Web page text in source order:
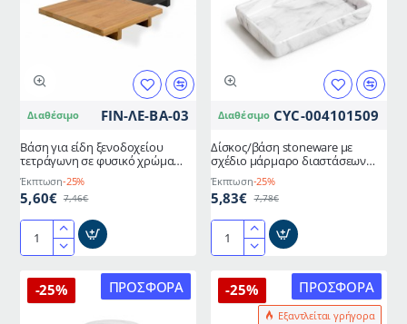
μαύρο
μαύρο
χρώμα
15Χ15Χ2,5cm
Διαθέσιμο FIN-ΛΕ-ΒΑ-03
Βάση για είδη ξενοδοχείου
τετράγωνη σε φυσικό χρώμα
ξυ΄λου 15Χ15Χ2,5cm
Έκπτωση-25%
5,60€ 7,46€
Βάση
είδη
ξενοδοχείου
Διαθέσιμο CYC-004101509
Δίσκος/βάση stoneware με
σχέδιο μάρμαρο διαστάσεων
19x12x2cm
Έκπτωση-25%
5,83€ 7,78€
Δίσκος/
stoneware
με
ΠΡΟΣΦΟΡΆ
-25% ΠΡΟΣΦΟΡΆ
Εξαντλείται γρήγορα
-25%